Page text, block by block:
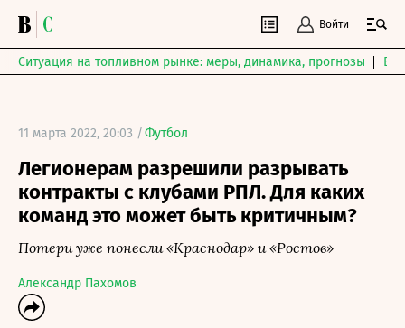
Войти
Ситуация на топливном рынке: меры, динамика, прогнозы
11 марта 2022, 20:03 /Футбол
Легионерам разрешили разрывать
контракты с клубами РПЛ. Для каких
команд это может быть критичным?
Потери уже понесли «Краснодар» и «Ростов»
Александр Пахомов